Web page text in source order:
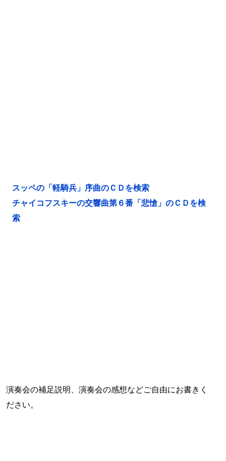
スッペの「軽騎兵」序曲のＣＤを検索
チャイコフスキーの交響曲第６番「悲愴」のＣＤを検
索
演奏会の補足説明、演奏会の感想などご自由にお書きく
ださい。